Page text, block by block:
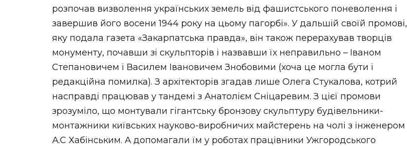
розпочав визволення українських земель від фашистського поневолення і
завершив його восени 1944 року на цьому пагорбі». У дальшій своїй промові,
яку подала газета «Закарпатська правда», він також перерахував творців
монументу, почавши зі скульпторів і назвавши їх неправильно – Іваном
Степановичем і Василем Івановичем Знобовими (хоча це могла бути і
редакційна помилка). З архітекторів згадав лише Олега Стукалова, котрий
насправді працював у тандемі з Анатолієм Сніцаревим. З цієї промови
зрозуміло, що монтували гігантську бронзову скульптуру будівельники-
монтажники київських науково-виробничих майстерень на чолі з інженером
А.С Хабінським. А допомагали їм у роботах працівники Ужгородського